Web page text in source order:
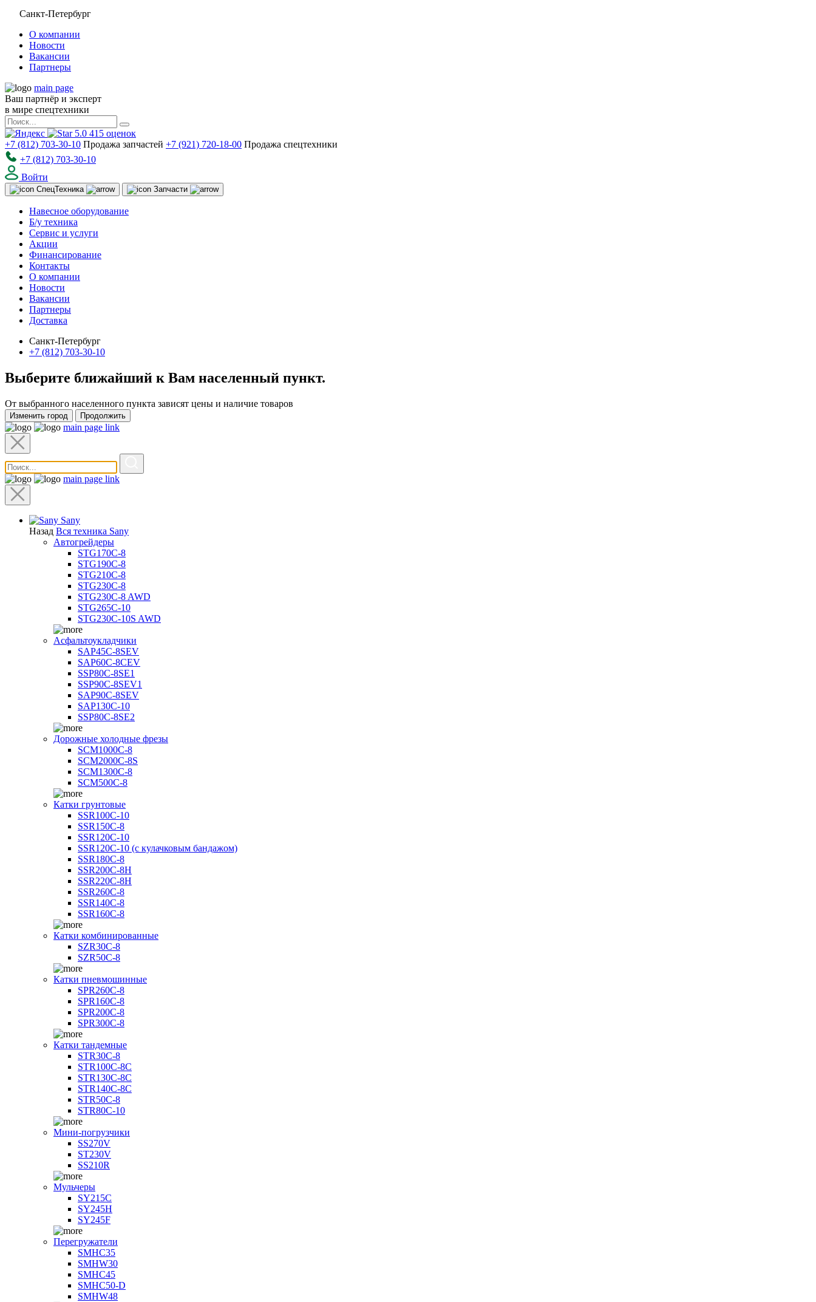
Санкт-Петербург
О компании
Новости
Вакансии
Партнеры
main page
Ваш партнёр и эксперт
в мире спецтехники
5.0 415 оценок
+7 (812) 703-30-10 Продажа запчастей +7 (921) 720-18-00 Продажа спецтехники
+7 (812) 703-30-10
Войти
СпецТехника Запчасти
Навесное оборудование
Б/у техника
Сервис и услуги
Акции
Финансирование
Контакты
О компании
Новости
Вакансии
Партнеры
Доставка
Санкт-Петербург
+7 (812) 703-30-10
Выберите ближайший к Вам населенный пункт.
От выбранного населенного пункта зависят цены и наличие товаров
Изменить город Продолжить
main page link
main page link
Sany
Назад Вся техника Sany
Автогрейдеры
STG170C-8
STG190C-8
STG210C-8
STG230C-8
STG230C-8 AWD
STG265C-10
STG230C-10S AWD
Асфальтоукладчики
SAP45С-8SEV
SAP60C-8CEV
SSP80C-8SE1
SSP90C-8SEV1
SAP90C-8SEV
SAP130C-10
SSP80C-8SE2
Дорожные холодные фрезы
SCM1000C-8
SCM2000C-8S
SCM1300C-8
SCM500C-8
Катки грунтовые
SSR100C-10
SSR150C-8
SSR120C-10
SSR120C-10 (с кулачковым бандажом)
SSR180C-8
SSR200C-8H
SSR220C-8H
SSR260C-8
SSR140C-8
SSR160C-8
Катки комбинированные
SZR30C-8
SZR50C-8
Катки пневмошинные
SPR260C-8
SPR160C-8
SPR200C-8
SPR300C-8
Катки тандемные
STR30C-8
STR100C-8С
STR130C-8С
STR140C-8С
STR50C-8
STR80C-10
Мини-погрузчики
SS270V
ST230V
SS210R
Мульчеры
SY215C
SY245H
SY245F
Перегружатели
SMHC35
SMHW30
SMHC45
SMHC50-D
SMHW48